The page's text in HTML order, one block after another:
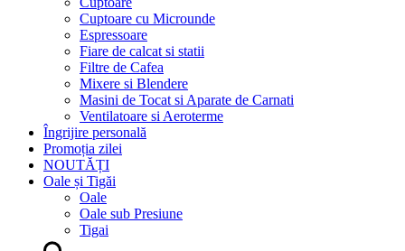
Cuptoare cu Microunde
Espressoare
Fiare de calcat si statii
Filtre de Cafea
Mixere si Blendere
Masini de Tocat si Aparate de Carnati
Ventilatoare si Aeroterme
Îngrijire personală
Promoția zilei
NOUTĂȚI
Oale și Tigăi
Oale
Oale sub Presiune
Tigai